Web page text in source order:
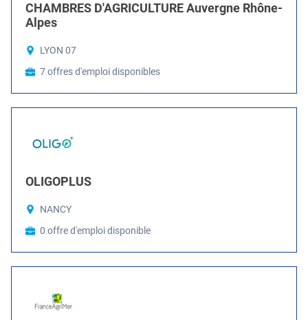
CHAMBRES D'AGRICULTURE Auvergne Rhône-
Alpes
LYON 07
7 offres d'emploi disponibles
OLIGOPLUS
NANCY
0 offre d'emploi disponible